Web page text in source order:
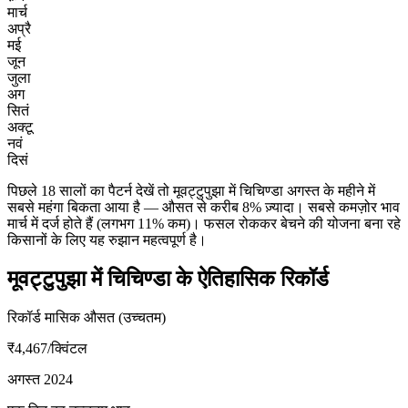
मार्च
अप्रै
मई
जून
जुला
अग
सितं
अक्टू
नवं
दिसं
पिछले 18 सालों का पैटर्न देखें तो मूवट्टुपुझा में चिचिण्डा अगस्त के महीने में
सबसे महंगा बिकता आया है — औसत से करीब 8% ज़्यादा। सबसे कमज़ोर भाव
मार्च में दर्ज होते हैं (लगभग 11% कम)। फसल रोककर बेचने की योजना बना रहे
किसानों के लिए यह रुझान महत्वपूर्ण है।
मूवट्टुपुझा में चिचिण्डा के ऐतिहासिक रिकॉर्ड
रिकॉर्ड मासिक औसत (उच्चतम)
₹4,467/क्विंटल
अगस्त 2024